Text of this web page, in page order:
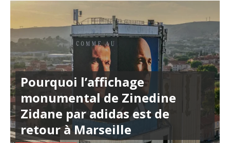
Pourquoi l’affichage
monumental de Zinedine
Zidane par adidas est de
retour à Marseille